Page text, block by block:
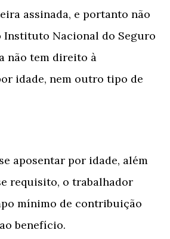
assinada, e portanto não
Nacional do Seguro
não tem direito à
idade, nem outro tipo de
aposentar por idade, além
requisito, o trabalhador
mínimo de contribuição
benefício.